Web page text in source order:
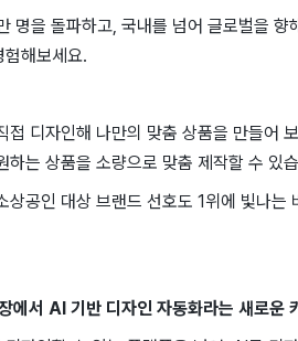
을 돌파하고, 국내를 넘어 글로벌을 향
해보세요.
접 디자인해 나만의 맞춤 상품을 만들어
하는 상품을 소량으로 맞춤 제작할 수 있
공인 대상 브랜드 선호도 1위에 빛나는
에서 AI 기반 ​디자인 ​자동화라는 새로운